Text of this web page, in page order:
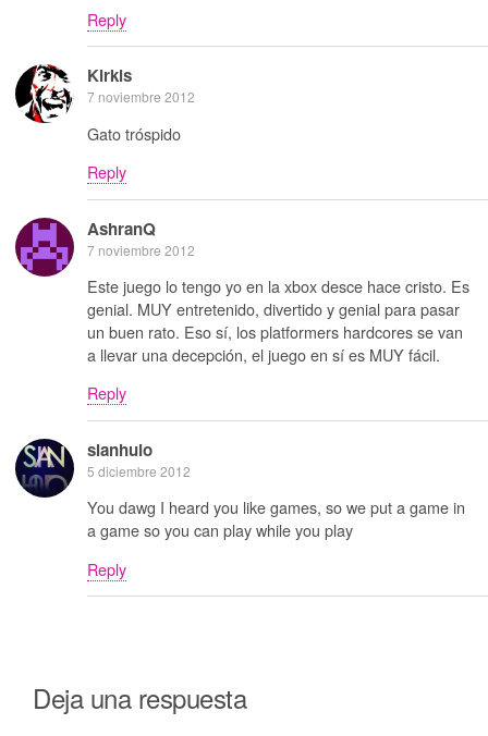
Reply
Kirkis
7 noviembre 2012
Gato tróspido
Reply
AshranQ
7 noviembre 2012
Este juego lo tengo yo en la xbox desce hace cristo. Es
genial. MUY entretenido, divertido y genial para pasar
un buen rato. Eso sí, los platformers hardcores se van
a llevar una decepción, el juego en sí es MUY fácil.
Reply
sianhulo
5 diciembre 2012
You dawg I heard you like games, so we put a game in
a game so you can play while you play
Reply
Deja una respuesta